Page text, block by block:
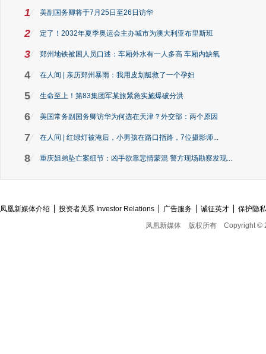
1 美副国务卿将于7月25日至26日访华
2 定了！2032年夏季奥运会主办城市为澳大利亚布里斯班
3 郑州地铁被困人员口述：车厢外水有一人多高 车厢内缺氧
4 在人间 | 亲历郑州暴雨：我用皮划艇救了一个孕妇
5 生命至上！第83集团军某旅紧急实施爆破分洪
6 美国常务副国务卿访华为何选在天津？外交部：两个原因
7 在人间 | 红绿灯被淹后，小男孩在路口指路，7位摄影师...
8 重庆姐弟坠亡案细节：凶手欲靠悲情蒙混 警方现场勘察发现...
凤凰新媒体介绍 投资者关系 Investor Relations 广告服务 诚征英才
保护隐
凤凰新媒体
版权所有 Copyright ©